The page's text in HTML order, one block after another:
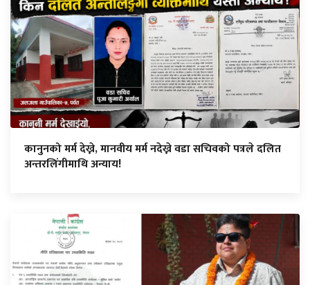
कानुनको मर्म देख्ने, मानवीय मर्म नदेख्ने वडा सचिवको पत्रले दलित
अन्तरलिंगीमाथि अन्याय!